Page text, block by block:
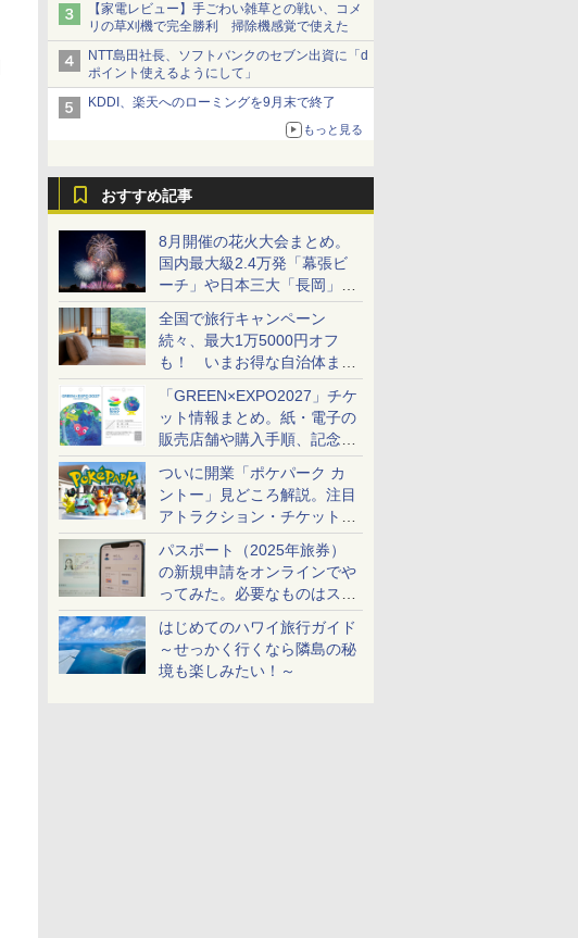
【家電レビュー】手ごわい雑草との戦い、コメ
リの草刈機で完全勝利 掃除機感覚で使えた
NTT島田社長、ソフトバンクのセブン出資に「d
ポイント使えるようにして」
KDDI、楽天へのローミングを9月末で終了
もっと見る
おすすめ記事
8月開催の花火大会まとめ。
国内最大級2.4万発「幕張ビ
ーチ」や日本三大「長岡」な
ど大型イベント目白押し！
全国で旅行キャンペーン
続々、最大1万5000円オフ
も！ いまお得な自治体まと
め
「GREEN×EXPO2027」チケ
ット情報まとめ。紙・電子の
販売店舗や購入手順、記念チ
ケットも解説
ついに開業「ポケパーク カ
ントー」見どころ解説。注目
アトラクション・チケット手
配・来場前に必要な準備は？
パスポート（2025年旅券）
の新規申請をオンラインでや
ってみた。必要なものはスマ
ホとマイナカードのみ
はじめてのハワイ旅行ガイド
～せっかく行くなら隣島の秘
境も楽しみたい！～